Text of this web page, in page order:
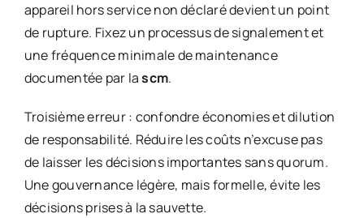
appareil hors service non déclaré devient un point
de rupture. Fixez un processus de signalement et
une fréquence minimale de maintenance
documentée par lascm.
Troisième erreur : confondre économies et dilution
de responsabilité. Réduire les coûts n’excuse pas
de laisser les décisions importantes sans quorum.
Une gouvernance légère, mais formelle, évite les
décisions prises à la sauvette.